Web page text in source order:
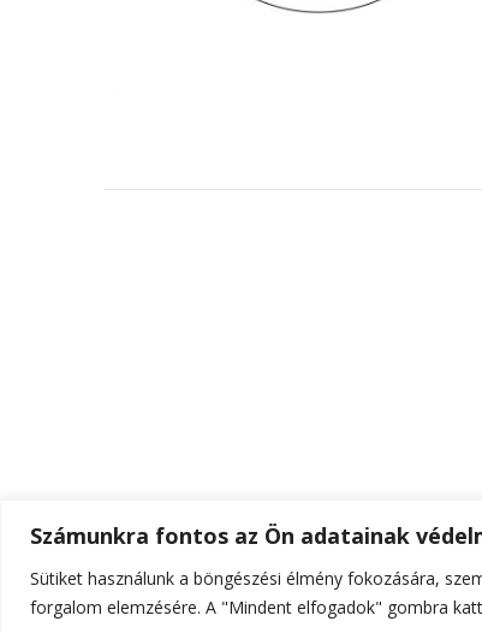
Számunkra fontos az Ön adatainak
Sütiket használunk a böngészési élmény fokozására,
forgalom elemzésére. A "Mindent elfogadok" gombra
© Szerzői jog 2026ELTE Online . Minden